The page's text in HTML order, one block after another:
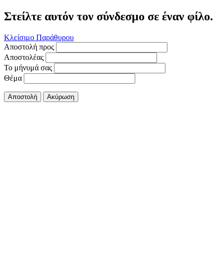
Στείλτε αυτόν τον σύνδεσμο σε έναν φίλο.
Κλείσιμο Παράθυρου
Αποστολή προς
Αποστολέας
Το μήνυμά σας
Θέμα
Αποστολή Ακύρωση